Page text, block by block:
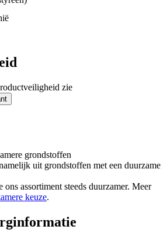
zie
grondstoffen
uit grondstoffen met een duurzame
ons assortiment steeds duurzamer. Meer
keuze.